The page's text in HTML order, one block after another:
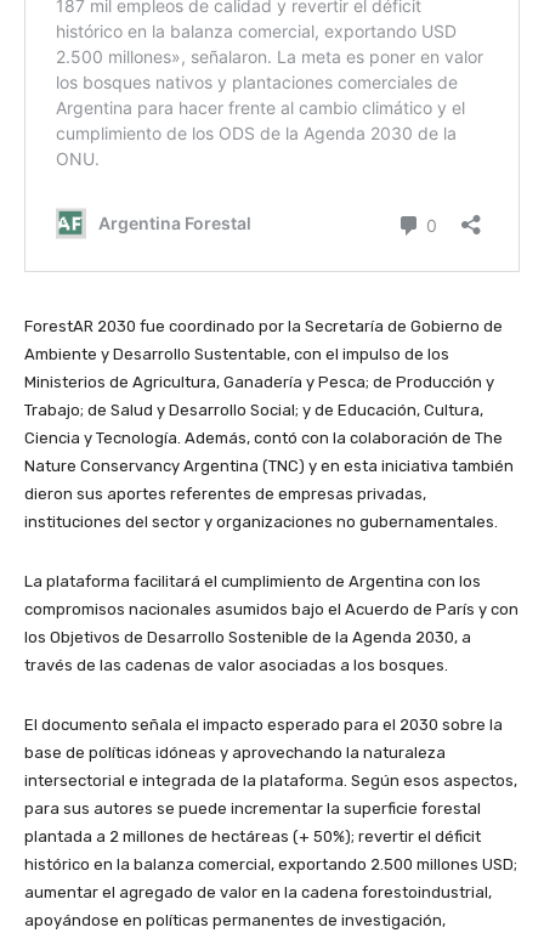
ForestAR 2030 fue coordinado por la Secretaría de Gobierno de
Ambiente y Desarrollo Sustentable, con el impulso de los
Ministerios de Agricultura, Ganadería y Pesca; de Producción y
Trabajo; de Salud y Desarrollo Social; y de Educación, Cultura,
Ciencia y Tecnología. Además, contó con la colaboración de The
Nature Conservancy Argentina (TNC) y en esta iniciativa también
dieron sus aportes referentes de empresas privadas,
instituciones del sector y organizaciones no gubernamentales.
La plataforma facilitará el cumplimiento de Argentina con los
compromisos nacionales asumidos bajo el Acuerdo de París y con
los Objetivos de Desarrollo Sostenible de la Agenda 2030, a
través de las cadenas de valor asociadas a los bosques.
El documento señala el impacto esperado para el 2030 sobre la
base de políticas idóneas y aprovechando la naturaleza
intersectorial e integrada de la plataforma. Según esos aspectos,
para sus autores se puede incrementar la superficie forestal
plantada a 2 millones de hectáreas (+ 50%); revertir el déficit
histórico en la balanza comercial, exportando 2.500 millones USD;
aumentar el agregado de valor en la cadena forestoindustrial,
apoyándose en políticas permanentes de investigación,